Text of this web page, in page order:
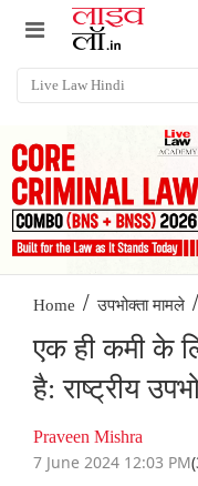
Home / उपभोक्ता मामले /
एक ही कमी के
है: राष्ट्रीय
Praveen Mishra
7 June 2024 12:03 PM